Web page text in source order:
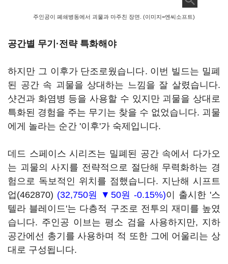
주인공이 폐쇄병동에서 괴물과 마주친 장면. (이미지=엔씨소프트)
공간별 무기·전략 특화해야
하지만 그 이후가 단조로웠습니다. 이번 빌드는 밀폐
된 공간 속 괴물을 상대하는 느낌을 잘 살렸습니다.
샷건과 화염병 등을 사용할 수 있지만 괴물을 상대로
특화된 경험을 주는 무기는 찾을 수 없었습니다. 괴물
에게 놀라는 순간 '이후'가 숙제입니다.
데드 스페이스 시리즈는 밀폐된 공간 속에서 다가오
는 괴물의 사지를 전략적으로 절단해 무력화하는 경
험으로 독보적인 위치를 점했습니다. 지난해 시프트
업(462870) (32,750원 ▼50원 -0.15%)이 출시한 '스
텔라 블레이드'는 다층적 구조로 전투의 재미를 높였
습니다. 주인공 이브는 평소 검을 사용하지만, 지하
공간에선 총기를 사용하며 적 또한 그에 어울리는 상
대로 구성됩니다.